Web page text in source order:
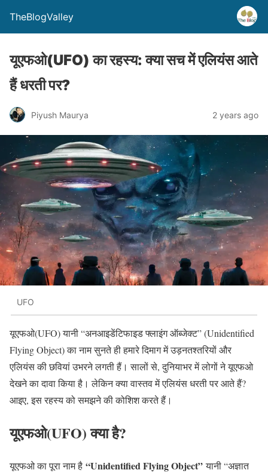
TheBlogValley
यूएफओ(UFO) का रहस्य: क्या सच में एलियंस आते
हैं धरती पर?
Piyush Maurya 2 years ago
UFO
यूएफओ(UFO) यानी “अनआइडेंटिफाइड फ्लाइंग ऑब्जेक्ट” (Unidentified
Flying Object) का नाम सुनते ही हमारे दिमाग में उड़नतश्तरियों और
एलियंस की छवियां उभरने लगती हैं। सालों से, दुनियाभर में लोगों ने यूएफओ
देखने का दावा किया है। लेकिन क्या वास्तव में एलियंस धरती पर आते हैं?
आइए, इस रहस्य को समझने की कोशिश करते हैं।
यूएफओ(UFO) क्या है?
यूएफओ का पूरा नाम है “Unidentified Flying Object”यानी “अज्ञात